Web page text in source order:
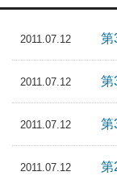
2011.07.12 第
2011.07.12 第
2011.07.12 第
2011.07.12 第